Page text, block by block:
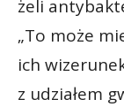
żeli
„To może
ich
z udziałem